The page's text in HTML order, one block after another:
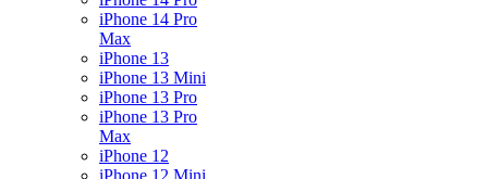
iPhone 14 Pro
Max
iPhone 13
iPhone 13 Mini
iPhone 13 Pro
iPhone 13 Pro
Max
iPhone 12
iPhone 12 Mini